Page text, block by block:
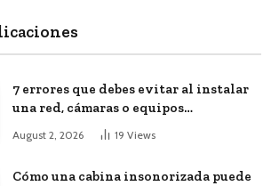
7 errores que debes evitar al instalar
una red, cámaras o equipos
tecnológicos en una empresa
August 2, 2026 19 Views
Cómo una cabina insonorizada puede